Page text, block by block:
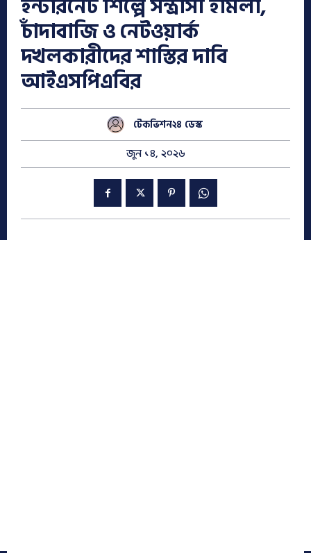
ইন্টারনেট শিল্পে সন্ত্রাসী হামলা,
চাঁদাবাজি ও নেটওয়ার্ক
দখলকারীদের শাস্তির দাবি
আইএসপিএবির
টেকভিশন২৪ ডেস্ক
জুন ১৪, ২০২৬